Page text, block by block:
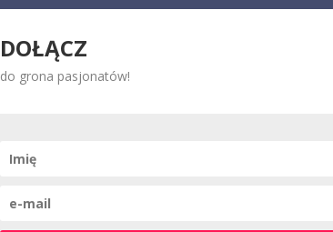
DOŁĄCZ
do grona pasjonatów!